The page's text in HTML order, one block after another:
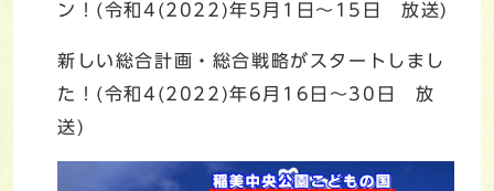
ン！(令和4(2022)年5月1日～15日 放送)
新しい総合計画・総合戦略がスタートしまし
た！(令和4(2022)年6月16日～30日 放
送)